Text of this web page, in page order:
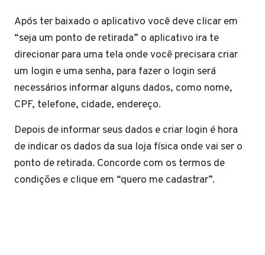
Após ter baixado o aplicativo você deve clicar em
“seja um ponto de retirada” o aplicativo ira te
direcionar para uma tela onde você precisara criar
um login e uma senha, para fazer o login será
necessários informar alguns dados, como nome,
CPF, telefone, cidade, endereço.
Depois de informar seus dados e criar login é hora
de indicar os dados da sua loja física onde vai ser o
ponto de retirada. Concorde com os termos de
condições e clique em “quero me cadastrar”.